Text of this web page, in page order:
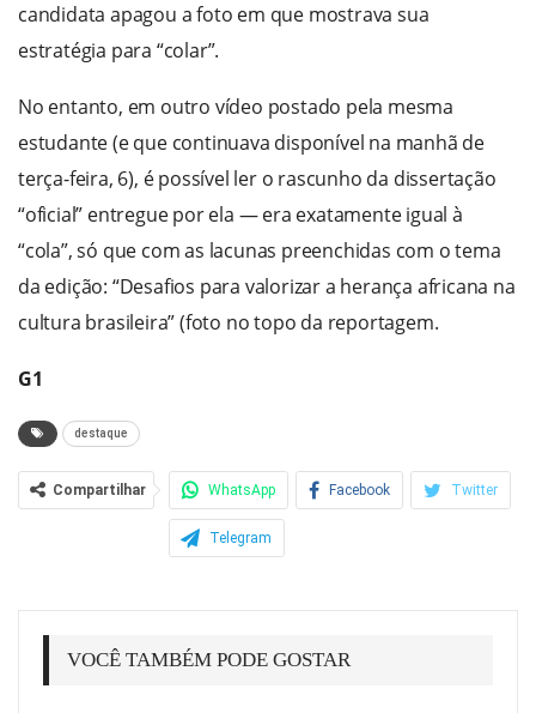
candidata apagou a foto em que mostrava sua
estratégia para “colar”.
No entanto, em outro vídeo postado pela mesma
estudante (e que continuava disponível na manhã de
terça-feira, 6), é possível ler o rascunho da dissertação
“oficial” entregue por ela — era exatamente igual à
“cola”, só que com as lacunas preenchidas com o tema
da edição: “Desafios para valorizar a herança africana na
cultura brasileira” (foto no topo da reportagem.
G1
destaque
Compartilhar WhatsApp Facebook Twitter
Telegram
VOCÊ TAMBÉM PODE GOSTAR